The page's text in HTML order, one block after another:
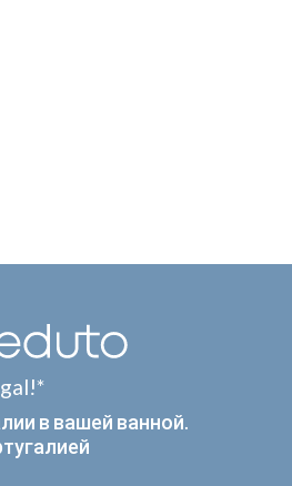
в вашей ванной.